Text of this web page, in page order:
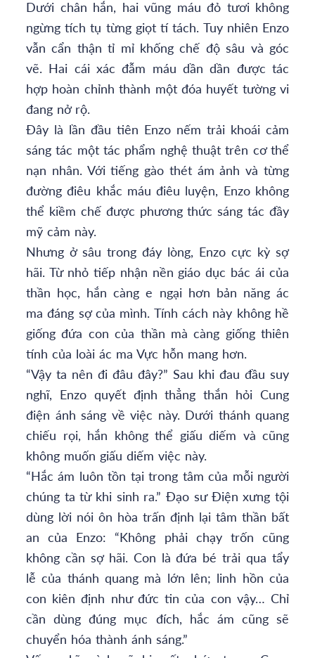
Dưới chân hắn, hai vũng máu đỏ tươi không
ngừng tích tụ từng giọt tí tách. Tuy nhiên Enzo
vẫn cẩn thận tỉ mỉ khống chế độ sâu và góc
vẽ. Hai cái xác đẫm máu dần dần được tác
hợp hoàn chỉnh thành một đóa huyết tường vi
đang nở rộ.
Đây là lần đầu tiên Enzo nếm trải khoái cảm
sáng tác một tác phẩm nghệ thuật trên cơ thể
nạn nhân. Với tiếng gào thét ám ảnh và từng
đường điêu khắc máu điêu luyện, Enzo không
thể kiềm chế được phương thức sáng tác đầy
mỹ cảm này.
Nhưng ở sâu trong đáy lòng, Enzo cực kỳ sợ
hãi. Từ nhỏ tiếp nhận nền giáo dục bác ái của
thần học, hắn càng e ngại hơn bản năng ác
ma đáng sợ của mình. Tính cách này không hề
giống đứa con của thần mà càng giống thiên
tính của loài ác ma Vực hỗn mang hơn.
“Vậy ta nên đi đâu đây?” Sau khi đau đầu suy
nghĩ, Enzo quyết định thẳng thắn hỏi Cung
điện ánh sáng về việc này. Dưới thánh quang
chiếu rọi, hắn không thể giấu diếm và cũng
không muốn giấu diếm việc này.
“Hắc ám luôn tồn tại trong tâm của mỗi người
chúng ta từ khi sinh ra.” Đạo sư Điện xưng tội
dùng lời nói ôn hòa trấn định lại tâm thần bất
an của Enzo: “Không phải chạy trốn cũng
không cần sợ hãi. Con là đứa bé trải qua tẩy
lễ của thánh quang mà lớn lên; linh hồn của
con kiên định như đức tin của con vậy… Chỉ
cần dùng đúng mục đích, hắc ám cũng sẽ
chuyển hóa thành ánh sáng.”